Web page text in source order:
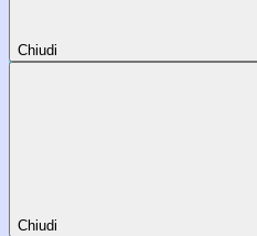
Chiudi
Chiudi